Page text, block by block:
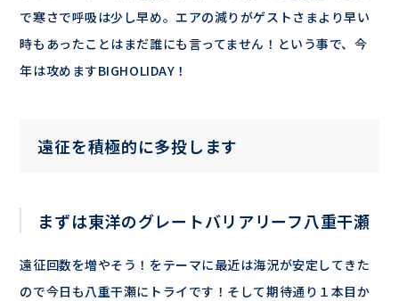
で寒さで呼吸は少し早め。エアの減りがゲストさまより早い
時もあったことはまだ誰にも言ってません！という事で、今
年は攻めますBIGHOLIDAY！
遠征を積極的に多投します
まずは東洋のグレートバリアリーフ八重干瀬
遠征回数を増やそう！をテーマに最近は海況が安定してきた
ので今日も八重干瀬にトライです！そして期待通り１本目か